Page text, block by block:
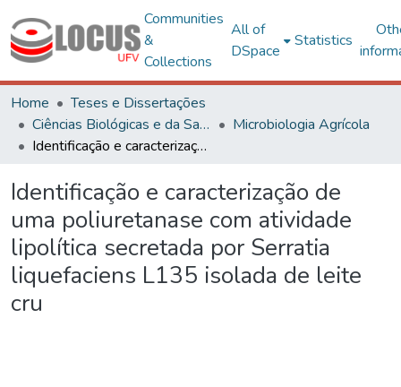
Communities
&
Collections
All of
DSpace
Statistics
Home
Teses e Dissertações
Ciências Biológicas e da Saúde
Microbiologia Agrícola
Identificação e caracterização de uma poliuretanase com atividade lipolítica secretada por Serratia liquefaciens L135 isolada de leite cru
Identificação e caracterização de
uma poliuretanase com atividade
lipolítica secretada por Serratia
liquefaciens L135 isolada de leite
cru